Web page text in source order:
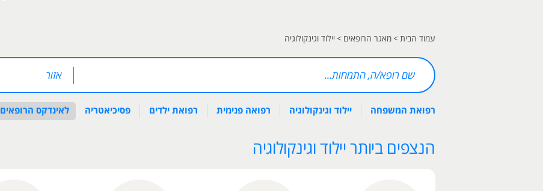
עמוד הבית > מאגר הרופאים > יילוד וגינקולוגיה
רפואת המשפחה יילוד וגינקולוגיה רפואה פנימית רפואת ילדים פסיכיאטריה לאינדקס הרופאים
הנצפים ביותר יילוד וגינקולוגיה